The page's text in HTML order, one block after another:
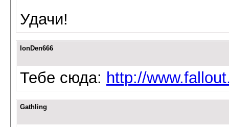
Удачи!
IonDen666
Тебе сюда: http://
Gathling